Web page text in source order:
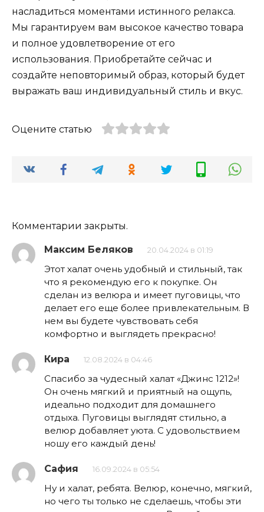
насладиться моментами истинного релакса.
Мы гарантируем вам высокое качество товара
и полное удовлетворение от его
использования. Приобретайте сейчас и
создайте неповторимый образ, который будет
выражать ваш индивидуальный стиль и вкус.
Оцените статью
Комментарии закрыты.
Максим Беляков 20.04.2024 в 01:19
Этот халат очень удобный и стильный, так
что я рекомендую его к покупке. Он
сделан из велюра и имеет пуговицы, что
делает его еще более привлекательным. В
нем вы будете чувствовать себя
комфортно и выглядеть прекрасно!
Кира 12.08.2024 в 04:46
Спасибо за чудесный халат «Джинс 1212»!
Он очень мягкий и приятный на ощупь,
идеально подходит для домашнего
отдыха. Пуговицы выглядят стильно, а
велюр добавляет уюта. С удовольствием
ношу его каждый день!
Сафия 16.09.2024 в 05:54
Ну и халат, ребята. Велюр, конечно, мягкий,
но чего ты только не сделаешь, чтобы эти